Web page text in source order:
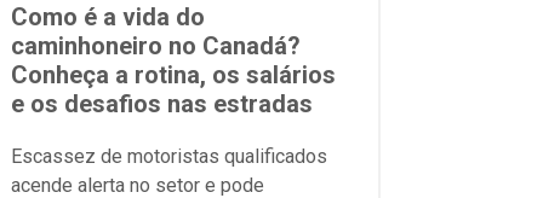
Como é a vida do
caminhoneiro no Canadá?
Conheça a rotina, os salários
e os desafios nas estradas
Escassez de motoristas qualificados
acende alerta no setor e pode